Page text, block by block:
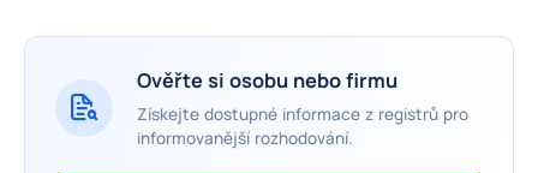
Ověřte si osobu nebo firmu
Získejte dostupné informace z registrů pro
informovanější rozhodování.